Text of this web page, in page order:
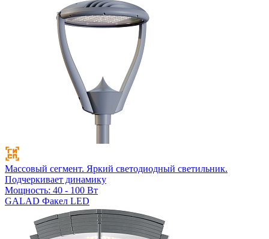
Массовый сегмент. Яркий светодиодный светильник.
Подчеркивает динамику
Мощность: 40 - 100 Вт
GALAD Факел LED